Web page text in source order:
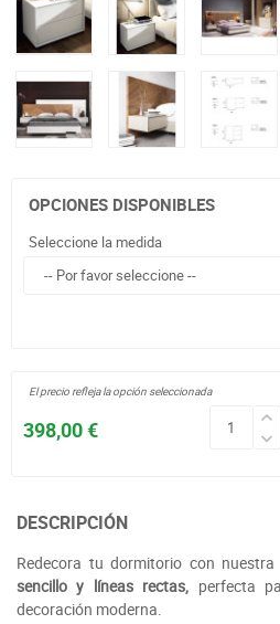
OPCIONES DISPONIBLES
Seleccione la medida
398,00 €
El precio refleja la opción seleccionada
DESCRIPCIÓN
Redecora tu dormitorio con nuestra
sencillo y líneas rectas, perfecta
decoración moderna.